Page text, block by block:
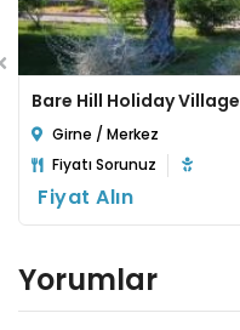
Bare Hill Holiday Village
Girne / Merkez
Fiyatı Sorunuz
Fiyat Alın
Yorumlar